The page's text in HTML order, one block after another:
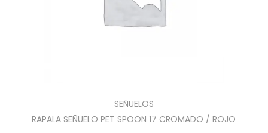
SEÑUELOS
RAPALA SEÑUELO PET SPOON 17 CROMADO / ROJO